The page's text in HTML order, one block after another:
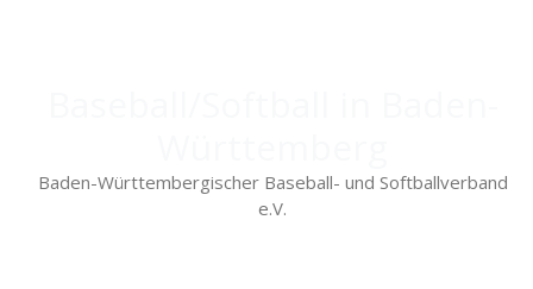
Baden-Württembergischer Baseball- und Softballverband
e.V.